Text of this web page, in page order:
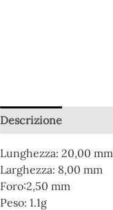
Descrizione
Lunghezza: 20,00 mm
Larghezza: 8,00 mm
Foro:2,50 mm
Peso: 1.1g